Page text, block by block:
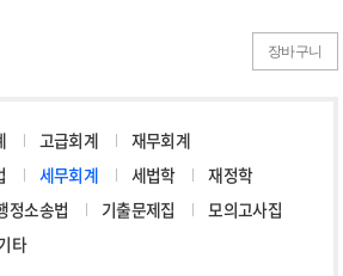
장바구니
고급회계
재무회계
세무회계 세법학
재정학
정소송법 기출문제집
모의고사집
타